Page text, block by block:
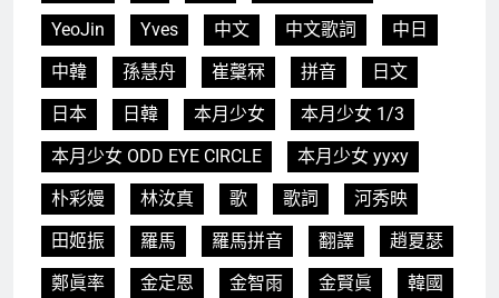
YeoJin
Yves 中文 中文歌詞
中日
中韓
孫慧舟 崔𣫙冧 拼音
日文
日本
日韓 本月少女
本月少女 1/3
本月少女 ODD EYE CIRCLE
本月少女 yyxy
朴彩嫚
林汝真 歌 歌詞
河秀映
田姬振
羅馬 羅馬拼音 翻譯
趙夏瑟
鄭眞率
金定恩 金智雨 金賢眞
韓國